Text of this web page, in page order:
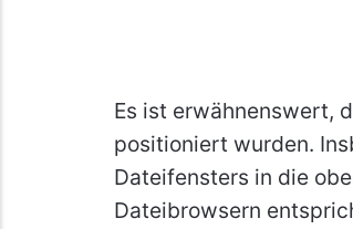
Es ist erwähnenswert,
positioniert wurden.
Dateifensters in die
Dateibrowsern